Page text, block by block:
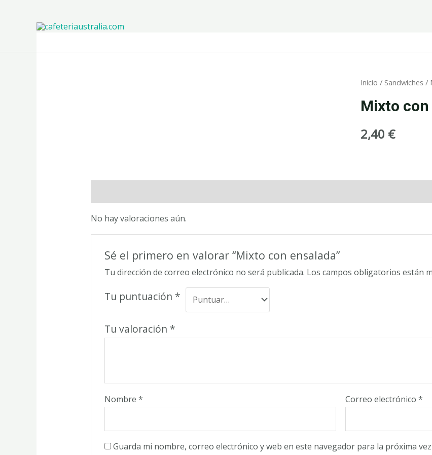
Inicio / Sandwiches /
Mixto con
2,40 €
No hay valoraciones aún.
Sé el primero en valorar “Mixto con ensalada”
Tu dirección de correo electrónico no será publicada. Los campos obligatorios están
Tu puntuación *
Tu valoración *
Nombre* Correo electrónico*
Guarda mi nombre, correo electrónico y web en este navegador para la próxima